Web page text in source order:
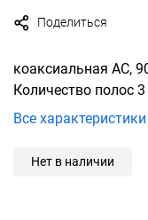
Поделиться
коаксиальная АС,
Количество полос 3
Все характеристики
Нет в наличии